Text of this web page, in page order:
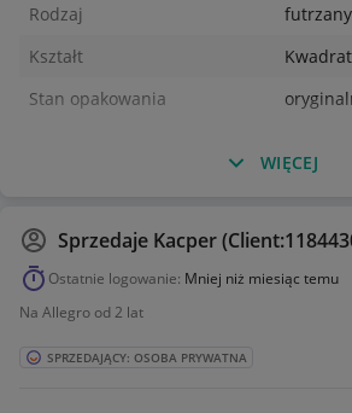
Rodzaj
futrzany
Kształt
Kwadrat
Stan opakowania
WIĘCEJ
Sprzedaje Kacper
Ostatnie logowanie: Mniej niż miesiąc temu
Na Allegro od 2 lat
SPRZEDAJĄCY: OSOBA PRYWATNA